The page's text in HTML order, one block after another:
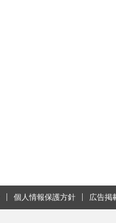
個人情報保護方針 広告掲